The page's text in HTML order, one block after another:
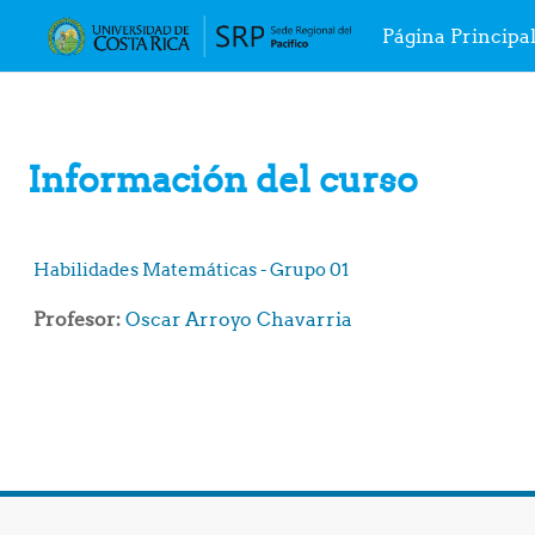
Página
Información del curso
Habilidades Matemáticas - Grupo 01
Profesor: Oscar Arroyo Chavarria